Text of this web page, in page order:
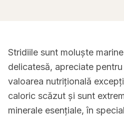
Stridiile sunt moluște
delicatesă, apreciate
valoarea nutrițională
caloric scăzut și sunt
minerale esențiale, în